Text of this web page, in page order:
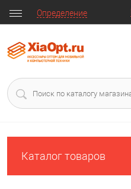
Определение
Каталог товаров